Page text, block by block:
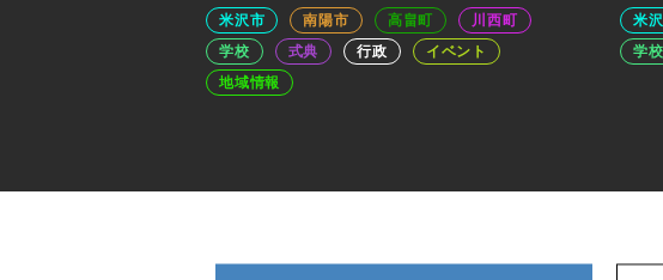
米沢市 南陽市 高畠町
川西町
学校
式典 行政
イベント
地域情報
米
学校